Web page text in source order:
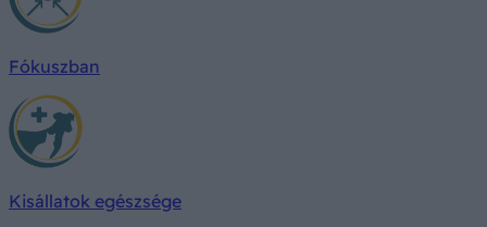
Fókuszban
Kisállatok egészsége